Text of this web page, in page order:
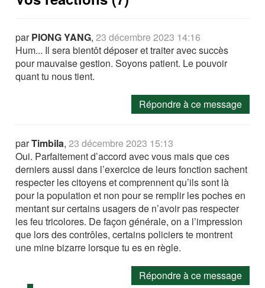
parPIONG YANG,23 décembre 2023 14:16
Hum... Il sera bientôt déposer et traiter avec succès
pour mauvaise gestion. Soyons patient. Le pouvoir
quant tu nous tient.
Répondre à ce message
parTimbila,23 décembre 2023 15:13
Oui. Parfaitement d’accord avec vous mais que ces
derniers aussi dans l’exercice de leurs fonction sachent
respecter les citoyens et comprennent qu’ils sont là
pour la population et non pour se remplir les poches en
mentant sur certains usagers de n’avoir pas respecter
les feu tricolores. De façon générale, on a l’impression
que lors des contrôles, certains policiers te montrent
une mine bizarre lorsque tu es en règle.
Répondre à ce message